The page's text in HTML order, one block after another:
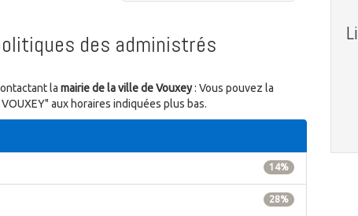
des administrés
la mairie de la ville de Vouxey: Vous pouvez la
aux horaires indiquées plus bas.
14%
28%